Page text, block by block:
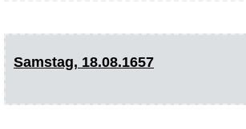
Samstag, 18.08.1657